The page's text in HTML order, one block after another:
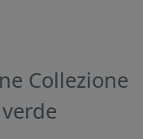
Collezione